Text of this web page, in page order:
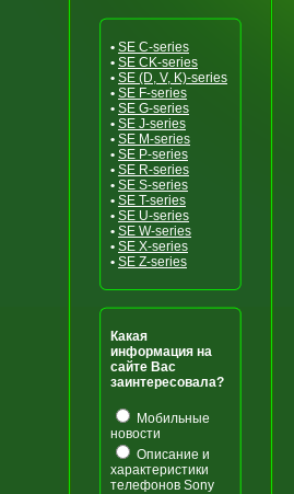
• SE C-series
• SE CK-series
• SE (D, V, K)-series
• SE F-series
• SE G-series
• SE J-series
• SE M-series
• SE P-series
• SE R-series
• SE S-series
• SE T-series
• SE U-series
• SE W-series
• SE X-series
• SE Z-series
Какая
информация на
сайте Вас
заинтересовала?
Мобильные
новости
Описание и
характеристики
телефонов Sony